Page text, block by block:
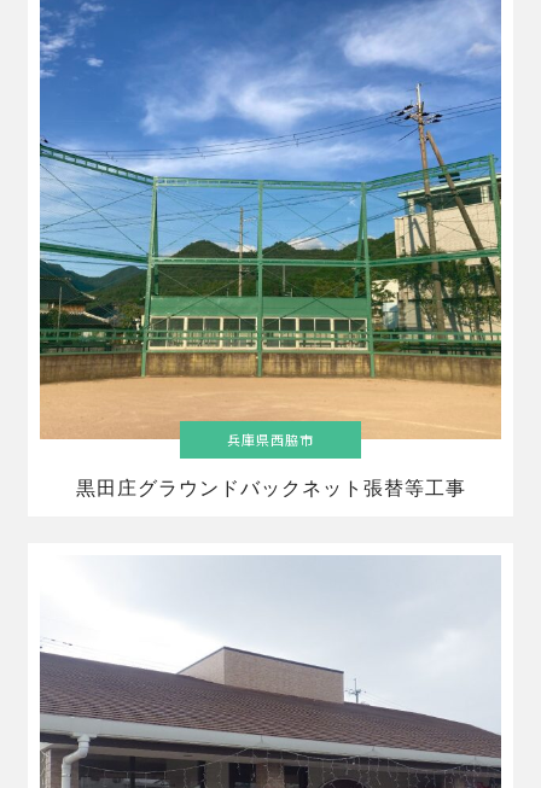
兵庫県西脇市
黒田庄グラウンドバックネット張替等工事